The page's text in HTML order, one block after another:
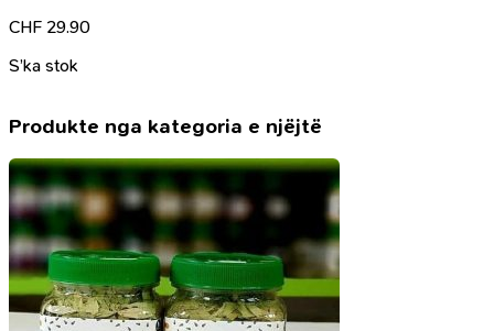
CHF 29.90
S’ka stok
Produkte nga kategoria e njëjtë